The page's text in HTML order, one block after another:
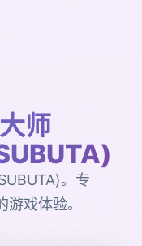
师
。专
戏体验。